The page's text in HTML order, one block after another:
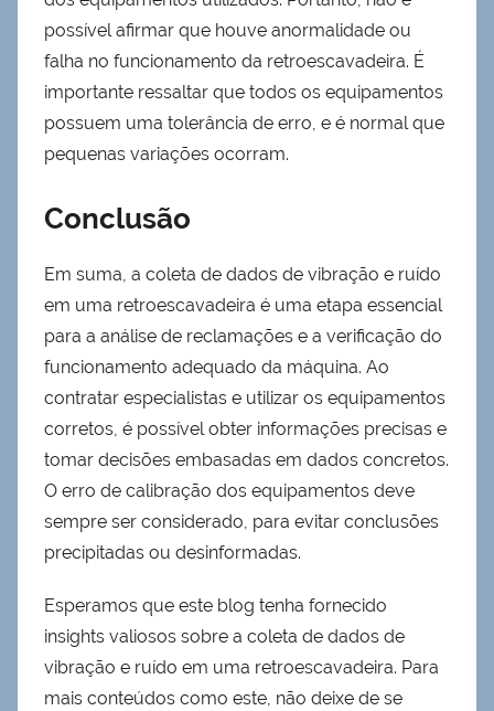
possível afirmar que houve anormalidade ou
falha no funcionamento da retroescavadeira. É
importante ressaltar que todos os equipamentos
possuem uma tolerância de erro, e é normal que
pequenas variações ocorram.
Conclusão
Em suma, a coleta de dados de vibração e ruído
em uma retroescavadeira é uma etapa essencial
para a análise de reclamações e a verificação do
funcionamento adequado da máquina. Ao
contratar especialistas e utilizar os equipamentos
corretos, é possível obter informações precisas e
tomar decisões embasadas em dados concretos.
O erro de calibração dos equipamentos deve
sempre ser considerado, para evitar conclusões
precipitadas ou desinformadas.
Esperamos que este blog tenha fornecido
insights valiosos sobre a coleta de dados de
vibração e ruído em uma retroescavadeira. Para
mais conteúdos como este, não deixe de se